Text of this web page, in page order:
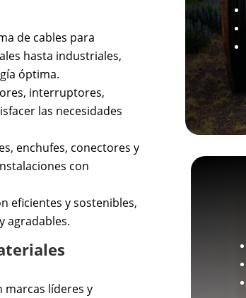
de cables para
hasta industriales,
óptima.
interruptores,
las necesidades
enchufes, conectores y
con
eficientes y sostenibles,
agradables.
marcas líderes y